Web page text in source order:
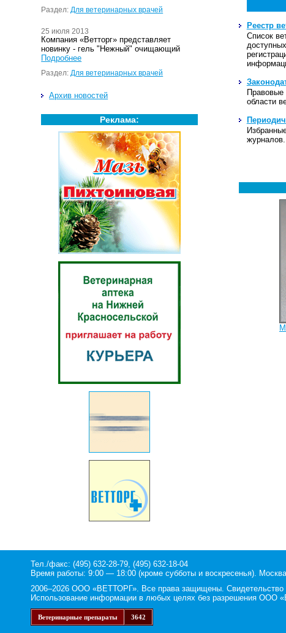
Раздел: Для ветеринарных врачей
25 июля 2013
Компания «Ветторг» представляет
новинку - гель "Нежный" очищающий
Подробнее
Раздел: Для ветеринарных врачей
Архив новостей
Реклама:
Реестр
Список
Правовые
области
журналов.
Тел./факс: (495) 632-28-79, (495) 632-18-04
Время работы: 9:00 — 18:00 (кроме субботы и воскресенья).
2006–2026 ООО «ВЕТТОРГ». Все права защищены. Свидетельство
Использование информации в любых целях без разрешения ООО
Ветеринарные препараты 3642